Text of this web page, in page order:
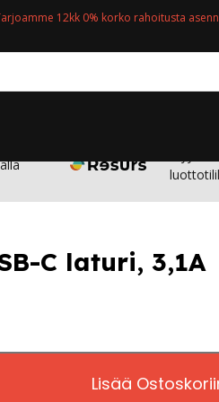
12kk 0% korko rahoitusta
C laturi, 3,1A
Lisää